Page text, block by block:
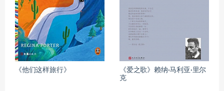
《他们这样旅行》
《爱之歌》赖纳·马利亚·里尔
克